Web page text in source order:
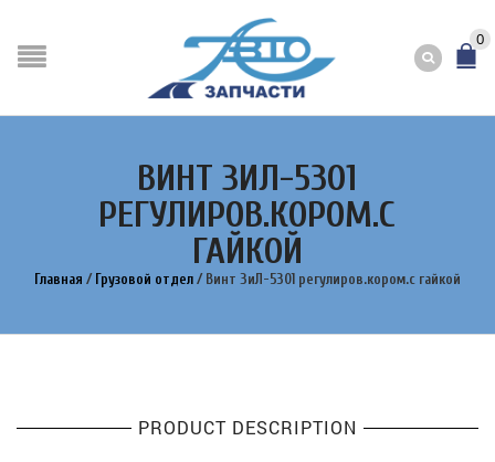
0
ВИНТ ЗИЛ-5301
РЕГУЛИРОВ.КОРОМ.С
ГАЙКОЙ
Главная / Грузовой отдел / Винт ЗиЛ-5301 регулиров.кором.с гайкой
PRODUCT DESCRIPTION